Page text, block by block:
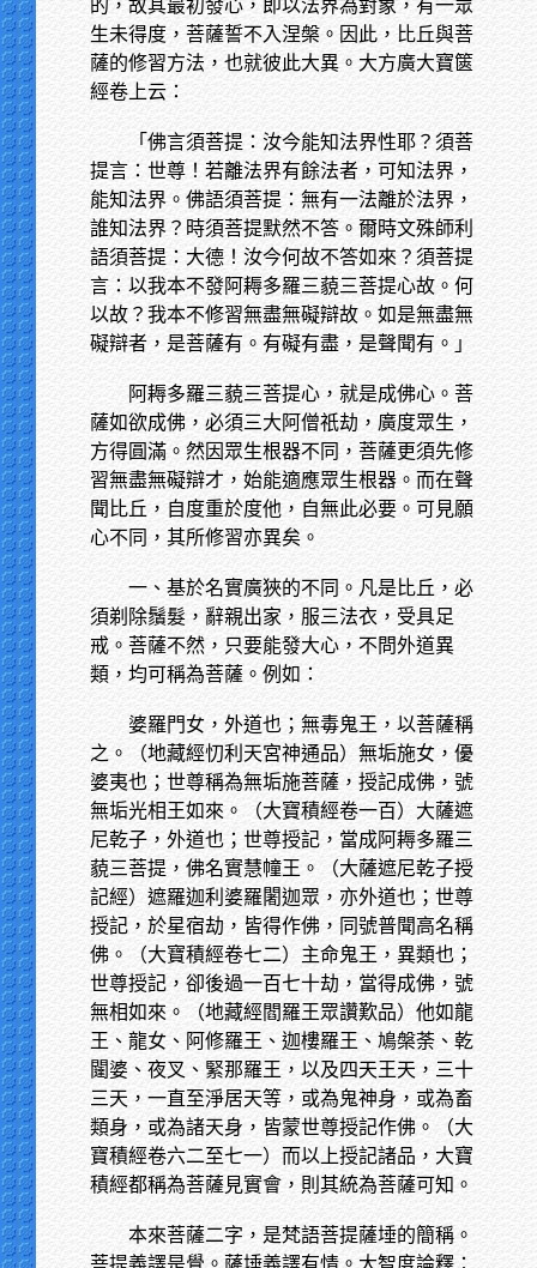
的，故其最初發心，即以法界為對象，有一眾
生未得度，菩薩誓不入涅槃。因此，比丘與菩
薩的修習方法，也就彼此大異。大方廣大寶篋
經卷上云：
「佛言須菩提：汝今能知法界性耶？須菩
提言：世尊！若離法界有餘法者，可知法界，
能知法界。佛語須菩提：無有一法離於法界，
誰知法界？時須菩提默然不答。爾時文殊師利
語須菩提：大德！汝今何故不答如來？須菩提
言：以我本不發阿耨多羅三藐三菩提心故。何
以故？我本不修習無盡無礙辯故。如是無盡無
礙辯者，是菩薩有。有礙有盡，是聲聞有。」
阿耨多羅三藐三菩提心，就是成佛心。菩
薩如欲成佛，必須三大阿僧祇劫，廣度眾生，
方得圓滿。然因眾生根器不同，菩薩更須先修
習無盡無礙辯才，始能適應眾生根器。而在聲
聞比丘，自度重於度他，自無此必要。可見願
心不同，其所修習亦異矣。
一、基於名實廣狹的不同。凡是比丘，必
須剃除鬚髮，辭親出家，服三法衣，受具足
戒。菩薩不然，只要能發大心，不問外道異
類，均可稱為菩薩。例如：
婆羅門女，外道也；無毒鬼王，以菩薩稱
之。（地藏經忉利天宮神通品）無垢施女，優
婆夷也；世尊稱為無垢施菩薩，授記成佛，號
無垢光相王如來。（大寶積經卷一百）大薩遮
尼乾子，外道也；世尊授記，當成阿耨多羅三
藐三菩提，佛名實慧幢王。（大薩遮尼乾子授
記經）遮羅迦利婆羅闍迦眾，亦外道也；世尊
授記，於星宿劫，皆得作佛，同號普聞高名稱
佛。（大寶積經卷七二）主命鬼王，異類也；
世尊授記，卻後過一百七十劫，當得成佛，號
無相如來。（地藏經閻羅王眾讚歎品）他如龍
王、龍女、阿修羅王、迦樓羅王、鳩槃荼、乾
闥婆、夜叉、緊那羅王，以及四天王天，三十
三天，一直至淨居天等，或為鬼神身，或為畜
類身，或為諸天身，皆蒙世尊授記作佛。（大
寶積經卷六二至七一）而以上授記諸品，大寶
積經都稱為菩薩見實會，則其統為菩薩可知。
本來菩薩二字，是梵語菩提薩埵的簡稱。
菩提義譯是覺。薩埵義譯有情。大智度論釋：